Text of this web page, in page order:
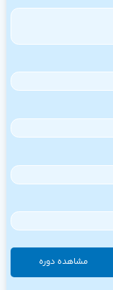
مشاهده دوره